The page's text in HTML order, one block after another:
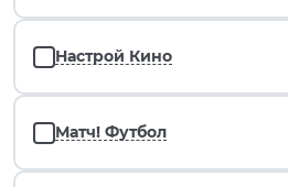
Настрой Кино
Матч! Футбол